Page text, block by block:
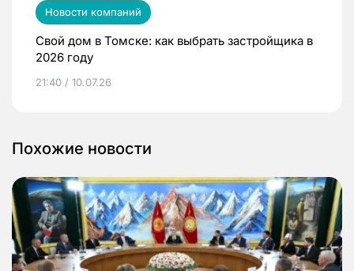
Новости компаний
Свой дом в Томске: как выбрать застройщика в
2026 году
21:40 / 10.07.26
Похожие новости